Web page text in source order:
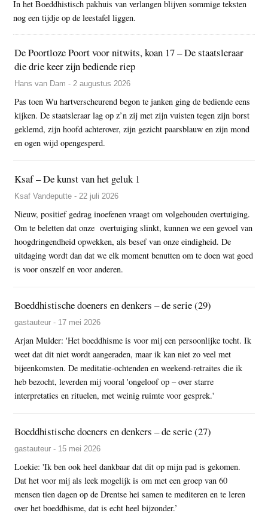
In het Boeddhistisch pakhuis van verlangen blijven sommige teksten
nog een tijdje op de leestafel liggen.
De Poortloze Poort voor nitwits, koan 17 – De staatsleraar
die drie keer zijn bediende riep
Hans van Dam - 2 augustus 2026
Pas toen Wu hartverscheurend begon te janken ging de bediende eens
kijken. De staatsleraar lag op z’n zij met zijn vuisten tegen zijn borst
geklemd, zijn hoofd achterover, zijn gezicht paarsblauw en zijn mond
en ogen wijd opengesperd.
Ksaf – De kunst van het geluk 1
Ksaf Vandeputte - 22 juli 2026
Nieuw, positief gedrag inoefenen vraagt om volgehouden overtuiging.
Om te beletten dat onze overtuiging slinkt, kunnen we een gevoel van
hoogdringendheid opwekken, als besef van onze eindigheid. De
uitdaging wordt dan dat we elk moment benutten om te doen wat goed
is voor onszelf en voor anderen.
Boeddhistische doeners en denkers – de serie (29)
gastauteur - 17 mei 2026
Arjan Mulder: 'Het boeddhisme is voor mij een persoonlijke tocht. Ik
weet dat dit niet wordt aangeraden, maar ik kan niet zo veel met
bijeenkomsten. De meditatie-ochtenden en weekend-retraites die ik
heb bezocht, leverden mij vooral 'ongeloof op – over starre
interpretaties en rituelen, met weinig ruimte voor gesprek.'
Boeddhistische doeners en denkers – de serie (27)
gastauteur - 15 mei 2026
Loekie: 'Ik ben ook heel dankbaar dat dit op mijn pad is gekomen.
Dat het voor mij als leek mogelijk is om met een groep van 60
mensen tien dagen op de Drentse hei samen te mediteren en te leren
over het boeddhisme, dat is echt heel bijzonder.’